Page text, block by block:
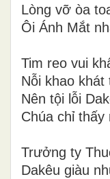
Lòng vỡ òa
Ôi Ánh Mắt
Tim reo vui
Nỗi khao
Nên tội lỗi
Chúa chỉ
Trưởng ty
Dakêu giàu